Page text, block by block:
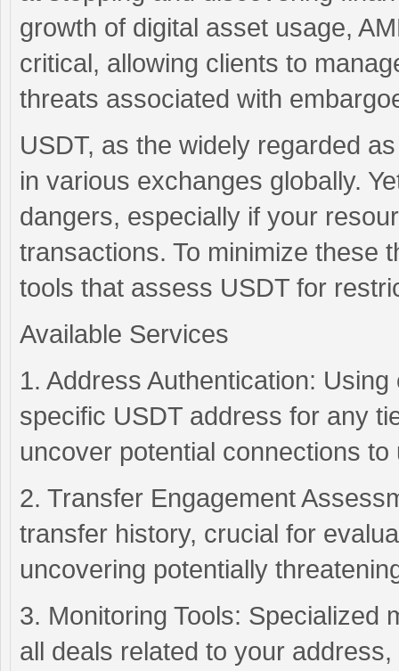
growth of digital asset usage,
critical, allowing clients to
threats associated with
USDT, as the widely regarded
in various exchanges globally.
dangers, especially if your
transactions. To minimize these
tools that assess USDT for
Available Services
1. Address Authentication:
specific USDT address for any
uncover potential connections
2. Transfer Engagement
transfer history, crucial for
uncovering potentially
3. Monitoring Tools: Specialized
all deals related to your